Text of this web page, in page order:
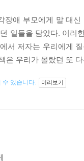
장애 부모에게 말 대
일들을 담았다. 이러
서 저자는 우리에게
은 우리가 몰랐던 또
수 있습니다. 미리보기